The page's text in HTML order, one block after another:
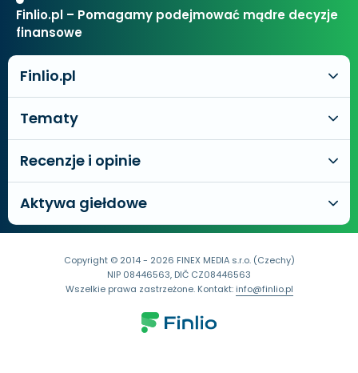
Finlio.pl – Pomagamy podejmować mądre decyzje
finansowe
Finlio.pl
Tematy
Recenzje i opinie
Aktywa giełdowe
Copyright © 2014 - 2026 FINEX MEDIA s.r.o. (Czechy)
NIP 08446563, DIČ CZ08446563
Wszelkie prawa zastrzeżone. Kontakt:info@finlio.pl